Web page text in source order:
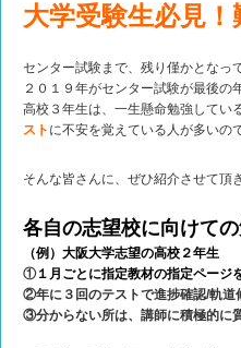
大学受験生必見！
センター試験まで、残り僅かとなっ
２０１９年がセンター試験が最後の
高校３年生は、一生懸命勉強してい
スト に不安を覚えている人が多いの
そんな皆さんに、ぜひ紹介させて頂
各自の志望校に向けて
（例）大阪大学志望の高校２年生
① １月ごとに指定教材の指定ページ
②年に３回のテストで進捗確認/軌道
③分からない所は、講師に積極的に質